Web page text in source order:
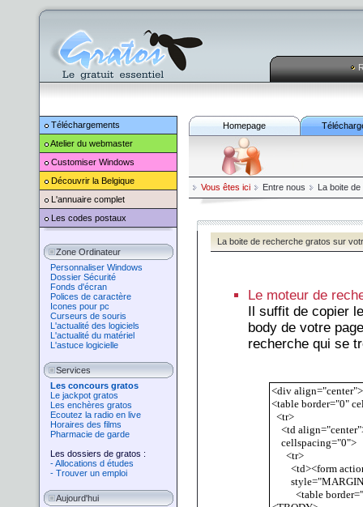
Téléchargements
Atelier du webmaster
Customiser Windows
Découvrir la Belgique
L'annuaire complet
Les codes postaux
Zone Ordinateur
Personnaliser Windows
Dossier Sécurité
Fonds d'écran
Polices de caractère
Icones pour pc
Curseurs de souris
L'actualité des logiciels
L'actualité du matériel
L'astuce logicielle
Services
Les concours gratos
Le jackpot gratos
Les enchères gratos
Ecoutez la radio en live
Horaires des films
Pharmacie de garde
Les dossiers de gratos :
- Allocations d études
- Trouver un emploi
Aujourd'hui
Homepage
Vous êtes ici Entre nous La boite
La boite de recherche gratos sur
Le moteur de
Il suffit de copier
body de votre
recherche qui se